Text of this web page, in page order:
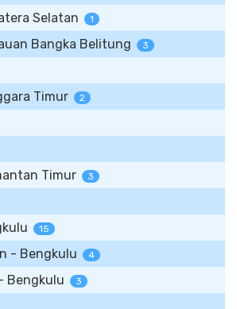
Selatan 1
Bangka Belitung 3
Timur 2
Timur 3
15
- Bengkulu 4
Bengkulu 3